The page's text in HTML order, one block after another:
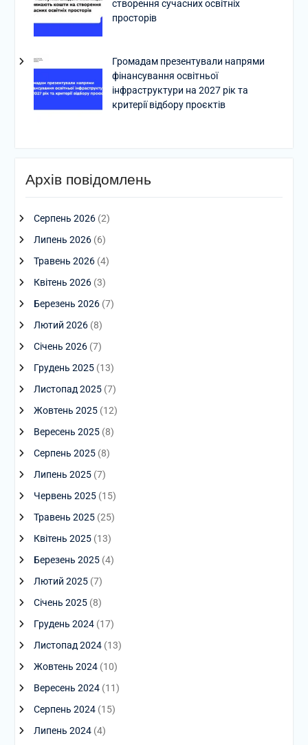
створення сучасних освітніх
просторів
Громадам презентували напрями
фінансування освітньої
інфраструктури на 2027 рік та
критерії відбору проєктів
Архів повідомлень
Серпень 2026(2)
Липень 2026(6)
Травень 2026(4)
Квітень 2026(3)
Березень 2026(7)
Лютий 2026(8)
Січень 2026(7)
Грудень 2025(13)
Листопад 2025(7)
Жовтень 2025(12)
Вересень 2025(8)
Серпень 2025(8)
Липень 2025(7)
Червень 2025(15)
Травень 2025(25)
Квітень 2025(13)
Березень 2025(4)
Лютий 2025(7)
Січень 2025(8)
Грудень 2024(17)
Листопад 2024(13)
Жовтень 2024(10)
Вересень 2024(11)
Серпень 2024(15)
Липень 2024(4)